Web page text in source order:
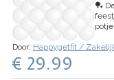
🏓
Door: Happygetfit /
€ 29.99